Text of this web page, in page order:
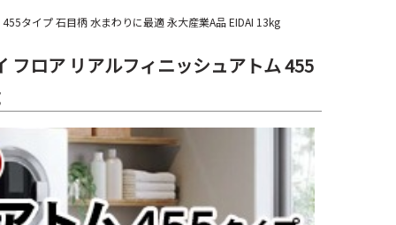
タイプ 石目柄 水まわりに最適 永大産業A品 EIDAI 13kg
フロア リアルフィニッシュアトム 455